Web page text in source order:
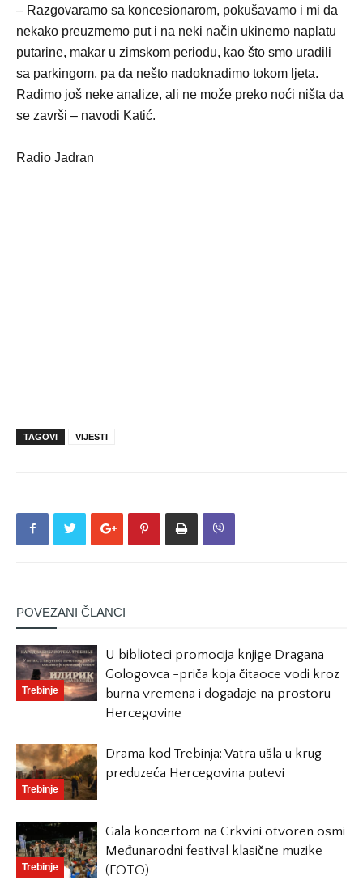
– Razgovaramo sa koncesionarom, pokušavamo i mi da
nekako preuzmemo put i na neki način ukinemo naplatu
putarine, makar u zimskom periodu, kao što smo uradili
sa parkingom, pa da nešto nadoknadimo tokom ljeta.
Radimo još neke analize, ali ne može preko noći ništa da
se završi – navodi Katić.
Radio Jadran
TAGOVI VIJESTI
POVEZANI ČLANCI
Trebinje
U biblioteci promocija knjige Dragana
Gologovca -priča koja čitaoce vodi kroz
burna vremena i događaje na prostoru
Hercegovine
Trebinje
Drama kod Trebinja: Vatra ušla u krug
preduzeća Hercegovina putevi
Trebinje
Gala koncertom na Crkvini otvoren osmi
Međunarodni festival klasične muzike
(FOTO)